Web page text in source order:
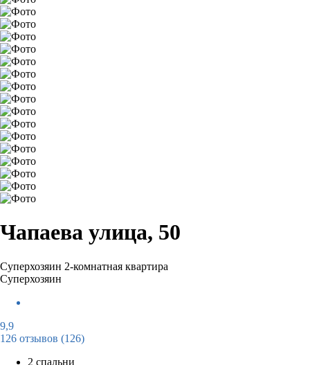
Чапаева улица, 50
Суперхозяин 2-комнатная квартира
Суперхозяин
9,9
126 отзывов (126)
2 спальни